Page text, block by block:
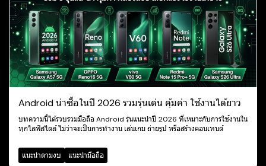
Android น่าซื้อในปี 2026 รวมรุ่นเด่น คุ้มค่า ใช้งานได้ยาว
บทความนี้ได้รวบรวมมือถือ Android รุ่นแนะนำปี 2026 ที่เหมาะกับการใช้งานใน
ทุกไลฟ์สไตล์ ไม่ว่าจะเป็นการทำงาน เล่นเกม ถ่ายรูป หรือสร้างคอนเทนต์
แนะนำตามงบ แนะนำมือถือ